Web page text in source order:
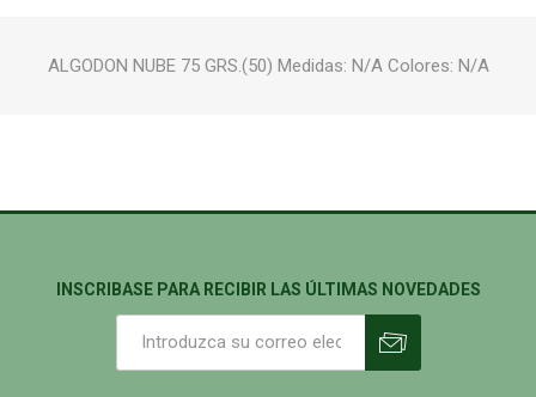
ALGODON NUBE 75 GRS.(50) Medidas: N/A Colores: N/A
INSCRIBASE PARA RECIBIR LAS ÚLTIMAS NOVEDADES